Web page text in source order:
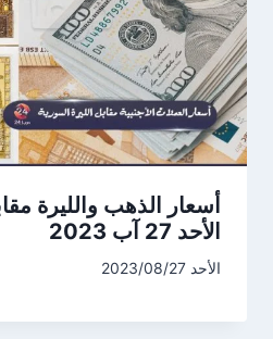
أسعار الذهب والليرة
الأحد 27 آب 2023
الأحد 2023/08/27